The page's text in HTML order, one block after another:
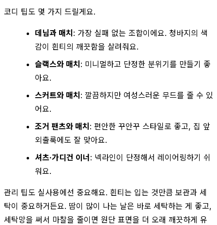
코디 팁도 몇 가지 드릴게요.
데님과 매치: 가장 실패 없는 조합이에요. 청바지의 색
감이 흰티의 깨끗함을 살려줘요.
슬랙스와 매치: 미니멀하고 단정한 분위기를 만들기 좋
아요.
스커트와 매치: 깔끔하지만 여성스러운 무드를 줄 수 있
어요.
조거 팬츠와 매치: 편안한 꾸안꾸 스타일로 좋고, 집 앞
외출룩에도 잘 맞아요.
셔츠·가디건 이너: 넥라인이 단정해서 레이어링하기 쉬
워요.
관리 팁도 실사용에선 중요해요. 흰티는 입는 것만큼 보관과 세
탁이 중요하거든요. 땀이 많이 나는 날은 바로 세탁하는 게 좋고,
세탁망을 써서 마찰을 줄이면 원단 표면을 더 오래 깨끗하게 유